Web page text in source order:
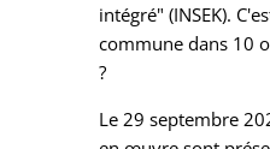
intégré" (INSEK).
commune dans 10
?
Le 29 septembre